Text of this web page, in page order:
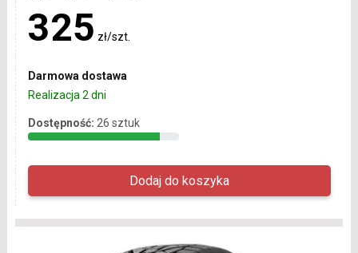
325 zł/szt.
Darmowa dostawa
Realizacja 2 dni
Dostępność: 26 sztuk